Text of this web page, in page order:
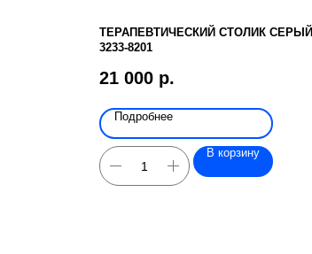
ТЕРАПЕВТИЧЕСКИЙ СТОЛИК СЕРЫЙ
3233-8201
21 000 р.
Подробнее
В корзину